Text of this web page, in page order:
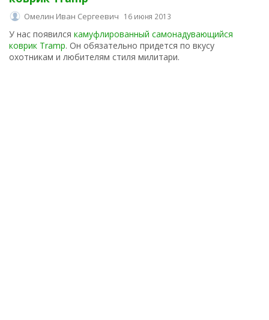
Омелин Иван Сергеевич 16 июня 2013
У нас появился камуфлированный самонадувающийся
коврик Tramp. Он обязательно придется по вкусу
охотникам и любителям стиля милитари.